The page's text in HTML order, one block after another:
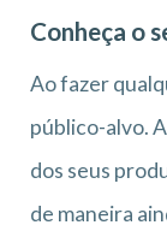
Conheça o
Ao fazer
público-alvo.
dos seus
de maneira